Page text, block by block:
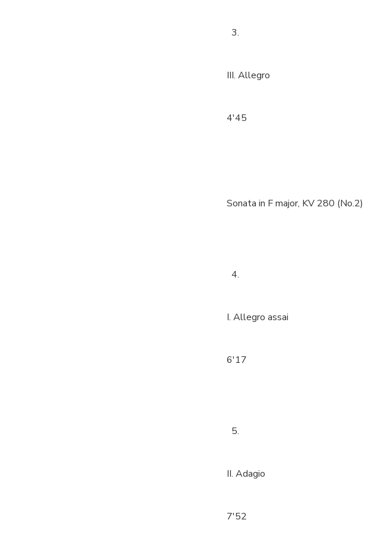
3.
III. Allegro
4'45
Sonata in F major, KV 280 (No.2)
4.
I. Allegro assai
6'17
5.
II. Adagio
7'52